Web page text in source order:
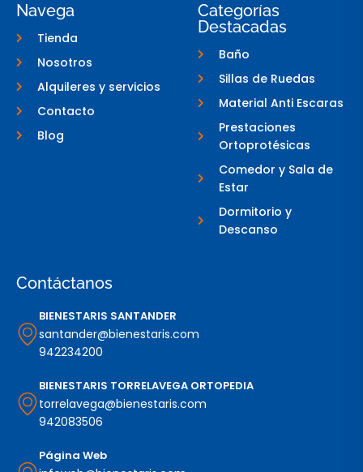
k
f
m
Navega
Tienda
Nosotros
Alquileres y servicios
Contacto
Blog
Categorías
Destacadas
Baño
Sillas de Ruedas
Material Anti Escaras
Prestaciones
Ortoprotésicas
Comedor y Sala de
Estar
Dormitorio y
Descanso
Contáctanos
BIENESTARIS SANTANDER
santander@bienestaris.com
942234200
BIENESTARIS TORRELAVEGA ORTOPEDIA
torrelavega@bienestaris.com
942083506
Página Web